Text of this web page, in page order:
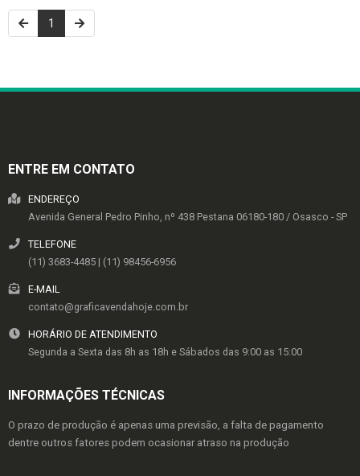
1
ENTRE EM CONTATO
ENDEREÇO
Avenida General Pedro Pinho, nº 438 Pestana 06180-180 / Osasco - SP
TELEFONE
(11) 3683-4485 | (11) 98456-6956
E-MAIL
contato@graficavendahoje.com.br
HORÁRIO DE ATENDIMENTO
Segunda a Sexta das 8h as 18h e Sábados das 9:00 as 15:00
INFORMAÇÕES TÉCNICAS
O prazo de produção é apenas uma previsão, a falta de pagamento
dentre outros fatores podem ocasionar atraso na produção